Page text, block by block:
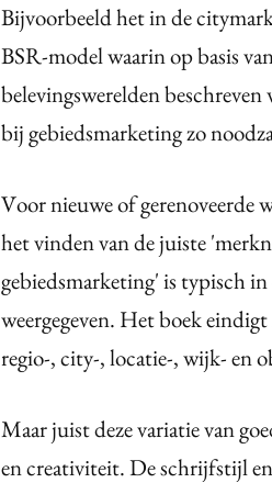
Bijvoorbeeld het in de
BSR-model waarin op basis
belevingswerelden
bij gebiedsmarketing zo
Voor nieuwe of gerenoveerde
het vinden van de juiste
gebiedsmarketing' is typisch
weergegeven. Het boek eindigt
regio-, city-, locatie-, wijk- en
Maar juist deze variatie van
en creativiteit. De schrijfstijl